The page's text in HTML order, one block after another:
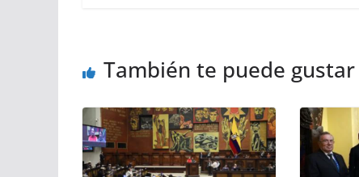
También te puede gustar